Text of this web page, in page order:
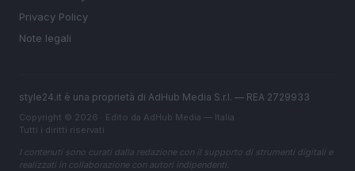
Privacy Policy
Note legali
style24.it è una proprietà di AdHub Media S.r.l. — REA 2729933
Copyright © 2026 · Edito da AdHub Media — Italia
Tutti i diritti riservati
I contenuti sono curati dalla redazione con il supporto di strumenti digitali e
realizzati in collaborazione con autori indipendenti.